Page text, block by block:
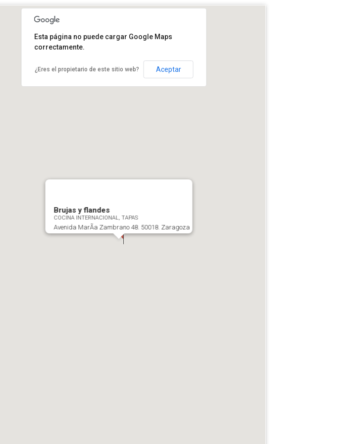
Brujas y flandes
COCINA INTERNACIONAL, TAPAS
Avenida MarÃ­a Zambrano 48. 50018. Zaragoza
Esta página no puede cargar Google Maps
correctamente.
¿Eres el propietario de este sitio web? Aceptar